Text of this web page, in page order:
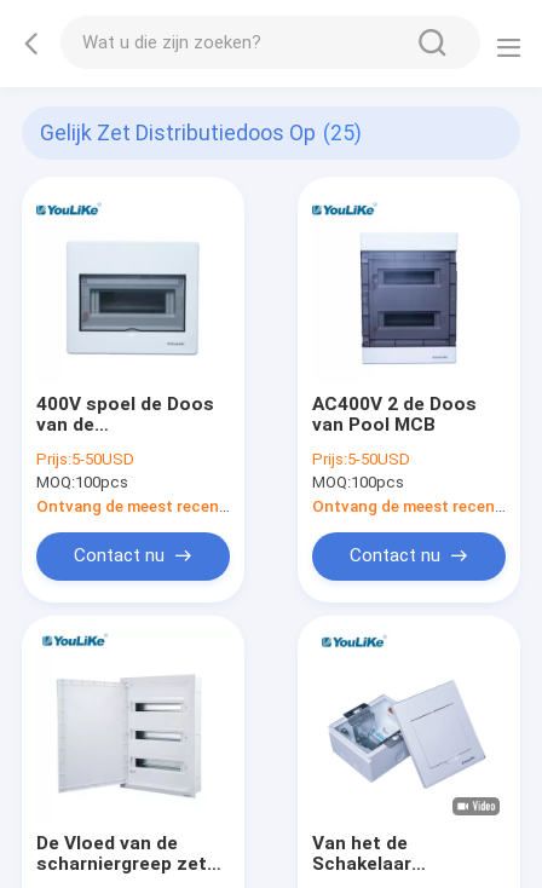
Gelijk Zet Distributiedoos Op (25)
400V spoel de Doos
van de
Prijs:5-50USD
MOQ:100pcs
Contact nu
AC400V 2 de Doos
van Pool MCB
Prijs:5-50USD
MOQ:100pcs
Contact nu
De Vloed van de
scharniergreep zet
Van het de
Schakelaar